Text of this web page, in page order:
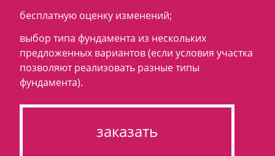
бесплатную оценку изменений;
выбор типа фундамента из нескольких
предложенных вариантов (если условия участка
позволяют реализовать разные типы
фундамента).
заказать